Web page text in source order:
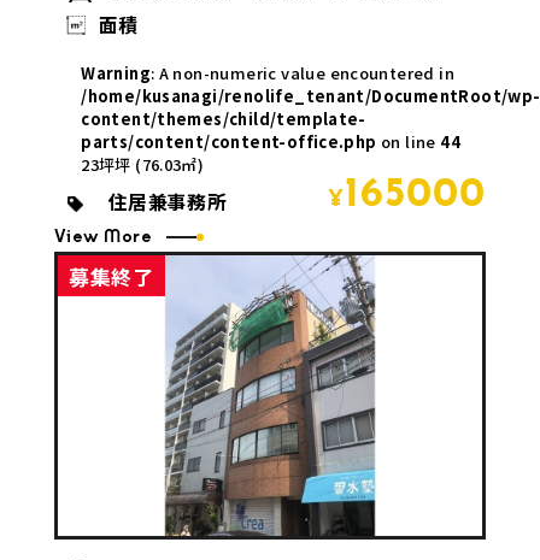
面積
Warning: A non-numeric value encountered in
/home/kusanagi/renolife_tenant/DocumentRoot/wp-
content/themes/child/template-
parts/content/content-office.php on line 44
23坪坪 (76.03㎡)
住居兼事務所 ¥ 165000
View More
募集終了